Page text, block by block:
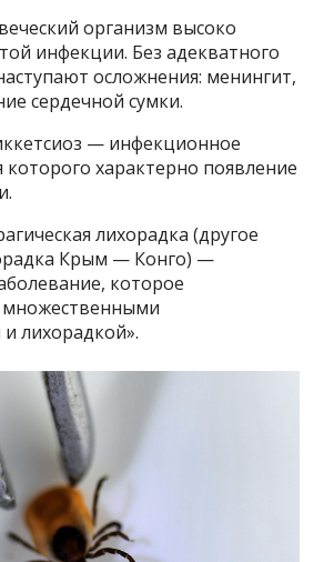
организм высоко
инфекции. Без адекватного
осложнения: менингит,
сердечной сумки.
— инфекционное
которого характерно появление
лихорадка (другое
Крым — Конго) —
которое
множественными
лихорадкой».